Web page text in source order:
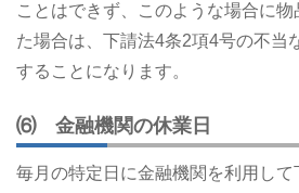
ことはできず、このような場合に
た場合は、下請法4条2項4号の不当
することになります。
⑹ 金融機関の休業日
毎月の特定日に金融機関を利用し